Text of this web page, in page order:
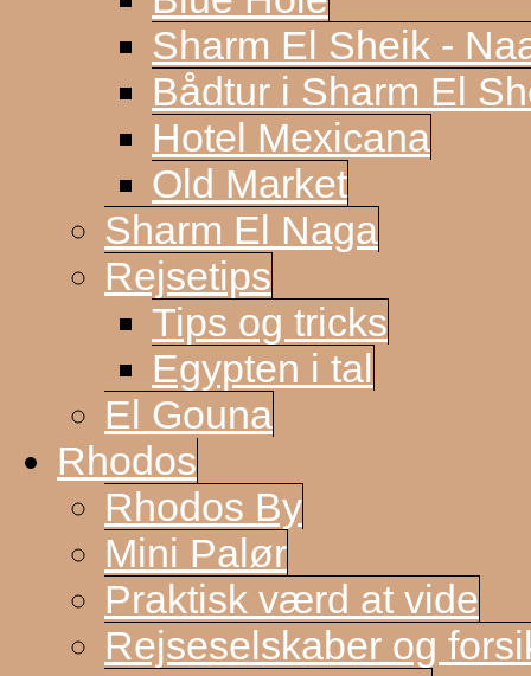
Sharm El Sheik -
Bådtur i Sharm El
Hotel Mexicana
Old Market
Sharm El Naga
Rejsetips
Tips og tricks
Egypten i tal
El Gouna
Rhodos
Rhodos By
Mini Palør
Praktisk værd at vide
Rejseselskaber og